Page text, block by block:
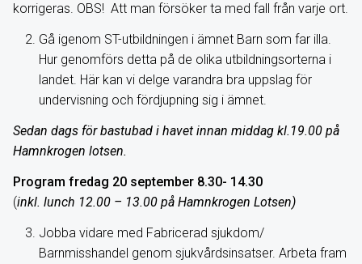
korrigeras. OBS! Att man försöker ta med fall från varje ort.
Gå igenom ST-utbildningen i ämnet Barn som far illa.
Hur genomförs detta på de olika utbildningsorterna i
landet. Här kan vi delge varandra bra uppslag för
undervisning och fördjupning sig i ämnet.
Sedan dags för bastubad i havet innan middag kl.19.00 på
Hamnkrogen lotsen.
Program fredag 20 september 8.30- 14.30
(inkl. lunch 12.00 – 13.00 på Hamnkrogen Lotsen)
Jobba vidare med Fabricerad sjukdom/
Barnmisshandel genom sjukvårdsinsatser. Arbeta fram